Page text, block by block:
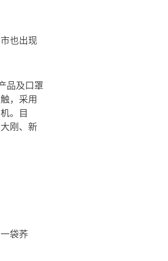
也出现
品及口罩
，采用
。目
刚、新
袋荞